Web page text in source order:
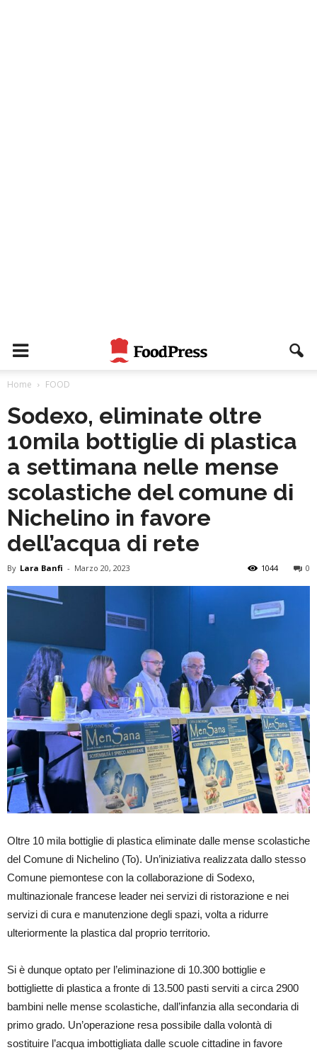
Home FOOD
Sodexo, eliminate oltre
10mila bottiglie di plastica
a settimana nelle mense
scolastiche del comune di
Nichelino in favore
dell’acqua di rete
By Lara Banfi - Marzo 20, 2023 0
1044
Oltre 10 mila bottiglie di plastica eliminate dalle mense scolastiche
del Comune di Nichelino (To). Un’iniziativa realizzata dallo stesso
Comune piemontese con la collaborazione di Sodexo,
multinazionale francese leader nei servizi di ristorazione e nei
servizi di cura e manutenzione degli spazi, volta a ridurre
ulteriormente la plastica dal proprio territorio.
Si è dunque optato per l’eliminazione di 10.300 bottiglie e
bottigliette di plastica a fronte di 13.500 pasti serviti a circa 2900
bambini nelle mense scolastiche, dall’infanzia alla secondaria di
primo grado. Un’operazione resa possibile dalla volontà di
sostituire l’acqua imbottigliata dalle scuole cittadine in favore